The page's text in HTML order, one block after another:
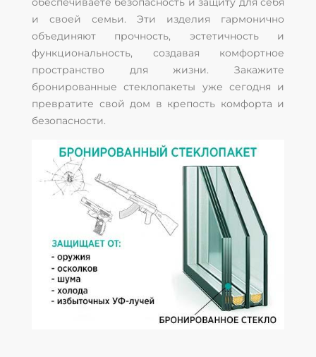
и своей семьи. Эти изделия гармонично
объединяют прочность, эстетичность и
функциональность, создавая комфортное
пространство для жизни. Закажите
бронированные стеклопакеты уже сегодня и
превратите свой дом в крепость комфорта и
безопасности.